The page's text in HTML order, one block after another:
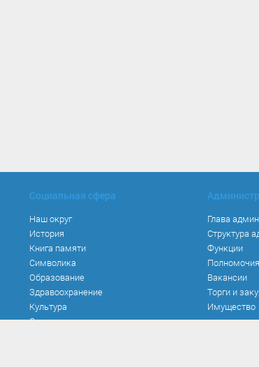
Социальная сфера
Наш округ
История
Книга памяти
Символика
Образование
Здравоохранение
Культура
Спорт
Глава
Структура
Функции
Полномочия
Вакансии
Торги и
Имущество